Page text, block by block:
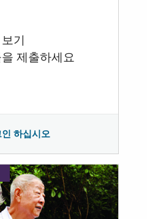
기
제출하세요
하십시오